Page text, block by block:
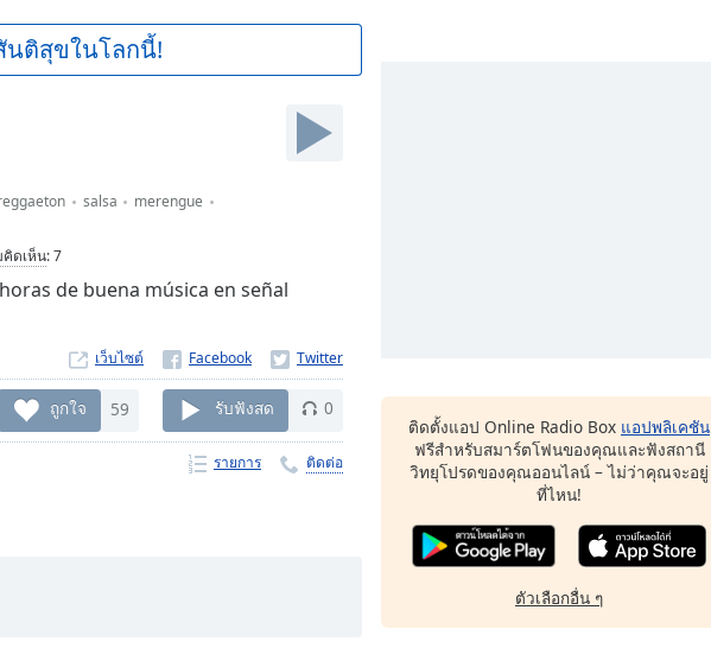
นติสุขในโลกนี้!
salsa
merengue
ดเห็น:7
de buena música en señal
เว็บไซต์
ถูกใจ 59 รับฟังสด 0
รายการ ติดต่อ
ติดตั้งแอป Online Radio Box แอปพลิเคชัน
ฟรีสำหรับสมาร์ตโฟนของคุณและฟังสถานี
วิทยุโปรดของคุณออนไลน์ – ไม่ว่าคุณจะอยู่
ที่ไหน!
ตัวเลือกอื่น ๆ